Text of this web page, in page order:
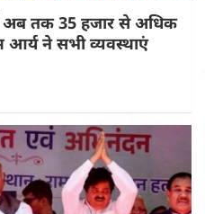
अब तक 35 हजार से अधिक
आर्य ने सभी व्यवस्थाएं